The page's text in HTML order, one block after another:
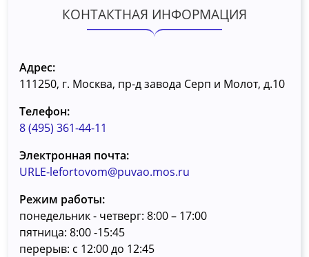
КОНТАКТНАЯ ИНФОРМАЦИЯ
Адрес:
111250, г. Москва, пр-д завода Серп и Молот, д.10
Телефон:
8 (495) 361-44-11
Электронная почта:
URLE-lefortovom@puvao.mos.ru
Режим работы:
понедельник - четверг: 8:00 – 17:00
пятница: 8:00 -15:45
перерыв: с 12:00 до 12:45